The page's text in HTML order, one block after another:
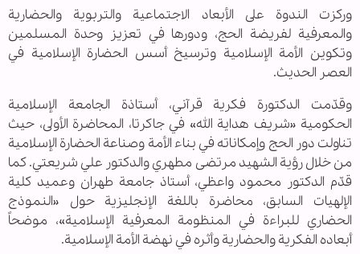
وركزت الندوة على الأبعاد الاجتماعية والتربوية والحضارية
والمعرفية لفريضة الحج، ودورها في تعزيز وحدة المسلمين
وتكوين الأمة الإسلامية وترسيخ أسس الحضارة الإسلامية في
العصر الحديث.
وقدّمت الدكتورة فكرية قرآني، أستاذة الجامعة الإسلامية
الحكومية «شريف هداية الله» في جاكرتا، المحاضرة الأولى، حيث
تناولت دور الحج وإمكاناته في بناء الأمة وصناعة الحضارة الإسلامية
من خلال رؤية الشهيد مرتضى مطهري والدكتور علي شريعتي. كما
قدّم الدكتور محمود واعظي، أستاذ جامعة طهران وعميد كلية
الإلهيات السابق، محاضرة باللغة الإنجليزية حول «النموذج
الحضاري للبراءة في المنظومة المعرفية الإسلامية»، موضحاً
أبعاده الفكرية والحضارية وأثره في نهضة الأمة الإسلامية.